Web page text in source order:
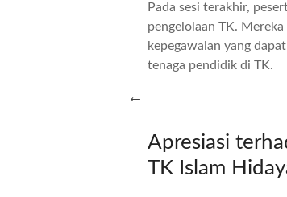
Pada sesi terakhir,
pengelolaan TK.
kepegawaian yang
tenaga pendidik di TK.
Apresiasi
TK Islam